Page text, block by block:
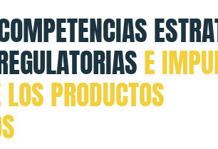
E
PRODUCTOS